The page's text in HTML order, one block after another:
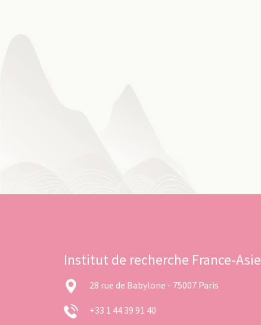
Institut de recherche France-Asie
28 rue de Babylone - 75007 Paris
+33 1 44 39 91 40